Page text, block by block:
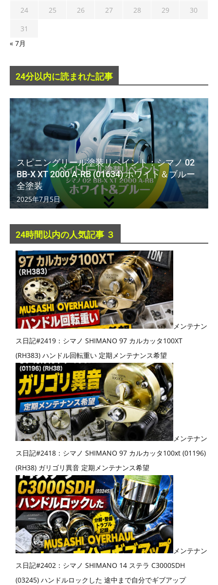
24
25 26 27 28 29
30
31
« 7月
24分以内に読まれた記事
スピニングリール塗装リペイント：シマノ 02
BB-X XT 2000 A-RB (01634) ホワイト＆ブルー
全塗装
2025年7月5日
24時間以内の人気記事 ３
メンテナン
ス日記#2419：シマノ SHIMANO 97 カルカッタ100XT
(RH383) ハンドル回転重い 定期メンテナンス希望
メンテナン
ス日記#2418：シマノ SHIMANO 97 カルカッタ100xt (01196)
(RH38) ガリゴリ異音 定期メンテナンス希望
メンテナン
ス日記#2402：シマノ SHIMANO 14 ステラ C3000SDH
(03245) ハンドルロックした 途中まで自分でギブアップ